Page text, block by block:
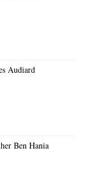
Audiard
Ben Hania